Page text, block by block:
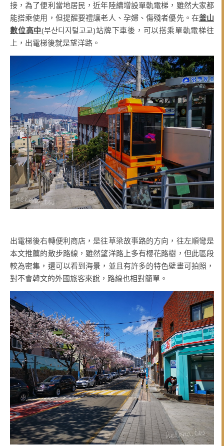
接，為了便利當地居民，近年陸續增設單軌電梯，雖然大家都
能搭乘使用，但提醒要禮讓老人、孕婦、傷殘者優先。在釜山
數位高中(부산디지털고교)站牌下車後，可以搭乘單軌電梯往
上，出電梯後就是望洋路。
出電梯後右轉便利商店，是往草梁故事路的方向，往左順彎是
本文推薦的散步路線，雖然望洋路上多有櫻花路樹，但此區段
較為密集，還可以看到海景，並且有許多的特色壁畫可拍照，
對不會韓文的外國旅客來說，路線也相對簡單。